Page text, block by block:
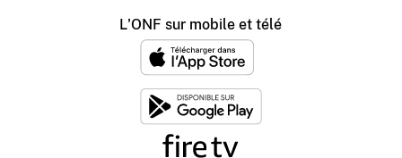
L'ONF sur mobile et télé